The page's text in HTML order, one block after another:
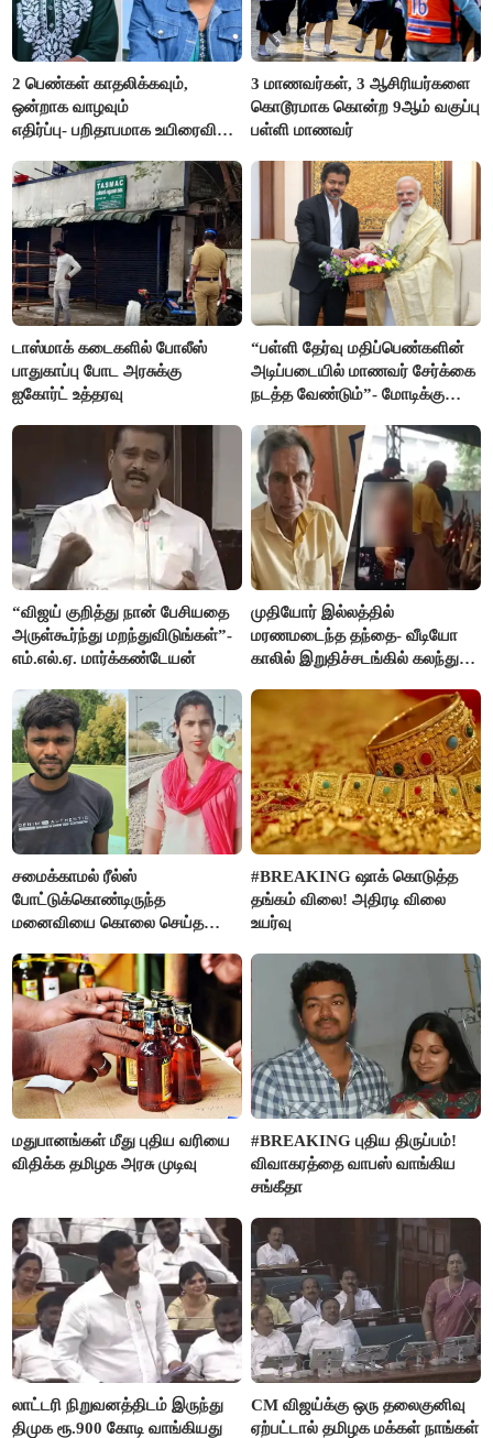
2 பெண்கள் காதலிக்கவும்,
ஒன்றாக வாழவும்
எதிர்ப்பு- பறிதாபமாக உயிரைவிட்ட
3 மாணவர்கள், 3 ஆசிரியர்களை
கொடூரமாக கொன்ற 9ஆம் வகுப்பு
பள்ளி மாணவர்
டாஸ்மாக் கடைகளில் போலீஸ்
பாதுகாப்பு போட அரசுக்கு
ஐகோர்ட் உத்தரவு
“பள்ளி தேர்வு மதிப்பெண்களின்
அடிப்படையில் மாணவர் சேர்க்கை
நடத்த வேண்டும்”- மோடிக்கு
“விஜய் குறித்து நான் பேசியதை
அருள்கூர்ந்து மறந்துவிடுங்கள்”-
எம்.எல்.ஏ. மார்க்கண்டேயன்
முதியோர் இல்லத்தில்
மரணமடைந்த தந்தை- வீடியோ
காலில் இறுதிச்சடங்கில் கலந்து
சமைக்காமல் ரீல்ஸ்
போட்டுக்கொண்டிருந்த
மனைவியை கொலை செய்த
#BREAKING ஷாக் கொடுத்த
தங்கம் விலை! அதிரடி விலை
உயர்வு
மதுபானங்கள் மீது புதிய வரியை
விதிக்க தமிழக அரசு முடிவு
#BREAKING புதிய திருப்பம்!
விவாகரத்தை வாபஸ் வாங்கிய
சங்கீதா
லாட்டரி நிறுவனத்திடம் இருந்து
திமுக ரூ.900 கோடி வாங்கியது
CM விஜய்க்கு ஒரு தலைகுனிவு
ஏற்பட்டால் தமிழக மக்கள் நாங்கள்